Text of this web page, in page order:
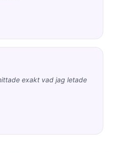
exakt vad jag letade